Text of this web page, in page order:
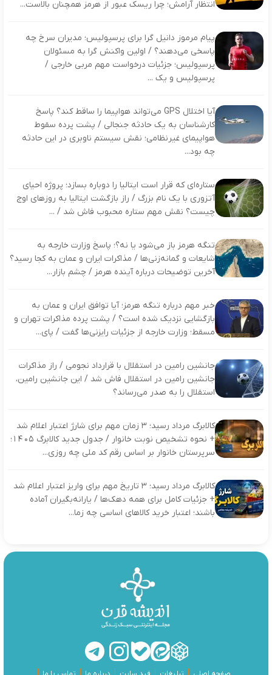
انتظار آرامش؛ چرا ریسک عبور از هرمز همچنان بالاست...
پیام مرموز دانیل گرا برای پرسپولیس؛ مدیران سرخ چه
پاسخی می‌دهند؟ / اولین واکنش گرا به مسئولان
پرسپولیس؛ جزئیات درخواست مهم مربی خارجی /
پرسپولیس و یک ...
آیا اختلال GPS می‌تواند هواپیما را ساقط کند؟ پاسخ
کارشناسان به یک حادثه جنجالی / پشت پرده سقوط
هواپیمای غیرنظامی؛ نقش سیستم ناوبری در این حادثه
چه بود...
ستاره‌ای که قرار است ایتالیا را دوباره بسازد؛ پروژه احیای
آتزوری با یک نام بزرگ / راز بازگشت ایتالیا به روزهای اوج
چیست؟ نقش مهم ستاره محبوب فاش شد / ...
تنگه هرمز باز می‌شود یا نه؟؛ پاسخ وزارت خارجه به
شایعات و گمانه‌زنی‌ها / مذاکرات ایران و عمان به کجا رسید؟
آخرین توضیحات درباره آینده هرمز / چشم بازار...
خبر مهم درباره تنگه هرمز؛ آیا توافق ایران و عمان به
بازگشایی نزدیک شده است؟ / پشت پرده مذاکرات تهران و
مسقط؛ وزارت خارجه از جزئیات رایزنی‌ها گفت / پای...
جانشین رامین در استقلال با قرارداد نجومی / راز مذاکرات
جانشین رامین در استقلال فاش شد / این جانشین رامین،
استقلال را به صدر می‌رساند؟
کالابرگ مرداد رسید؛ ۳ زمان مهم برای شارژ اعتبار اعلام شد
+ نحوه تشخیص نوبت خانوار / جدول جدید کالابرگ ۱۴۰۵؛
سرپرستان خانوار بر اساس رقم کد ملی چه روزی...
کالابرگ مرداد رسید؛ ۳ تاریخ مهم برای واریز اعتبار اعلام شد
+ جزئیات کامل برای همه دهک‌ها / یارانه‌بگیران آماده
باشند؛ اعتبار خرید کالاهای اساسی چه زما...